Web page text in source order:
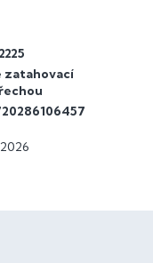
zatahovací